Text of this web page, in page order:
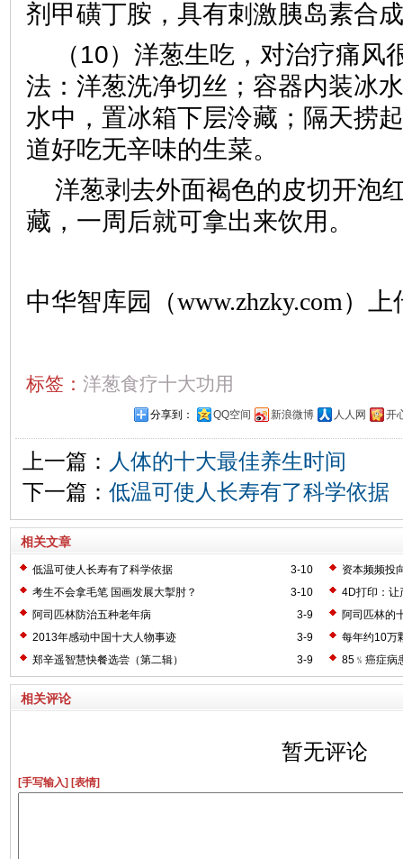
剂甲磺丁胺，具有刺激胰岛素合
（10）洋葱生吃，对治疗痛风
法：洋葱洗净切丝；容器内装冰
水中，置冰箱下层泠藏；隔天捞
道好吃无辛味的生菜。
洋葱剥去外面褐色的皮切开泡
藏，一周后就可拿出来饮用。
中华智库园（www.zhzky.com）上
标签： 洋葱食疗十大功用
分享到： QQ空间 新浪微博 人人网 开
上一篇： 人体的十大最佳养生时间
下一篇： 低温可使人长寿有了科学依据
相关文章
3-10
低温可使人长寿有了科学依据
资本频频投
3-10
考生不会拿毛笔 国画发展大掣肘？
4D打印：让
3-9
阿司匹林防治五种老年病
阿司匹林的
3-9
2013年感动中国十大人物事迹
每年约10万
3-9
郑辛遥智慧快餐选尝（第二辑） 85﹪癌症病
相关评论
暂无评论
[手写输入] [表情]